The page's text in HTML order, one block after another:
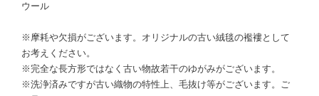
ウール
※摩耗や欠損がございます。オリジナルの古い絨毯の襤褸として
お考えください。
※完全な長方形ではなく古い物故若干のゆがみがございます。
※洗浄済みですが古い織物の特性上、毛抜け等がございます。ご